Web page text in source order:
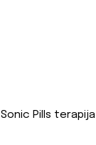
Sonic Pills terapija